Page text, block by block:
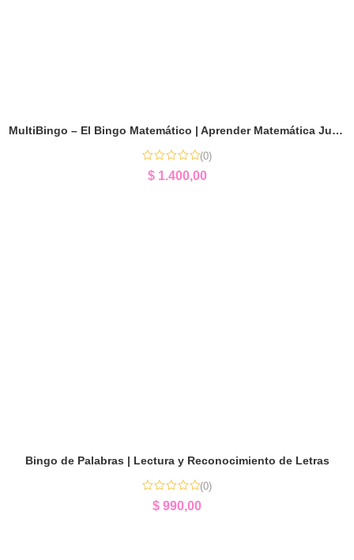
MultiBingo – El Bingo Matemático | Aprender Matemática Jugando
(0)
$1.400,00
Bingo de Palabras | Lectura y Reconocimiento de Letras
(0)
$ 990,00